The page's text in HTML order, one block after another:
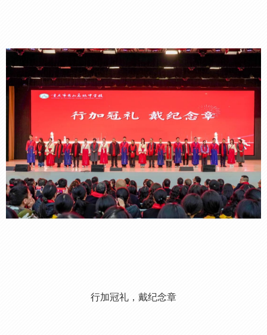
行加冠礼，戴纪念章